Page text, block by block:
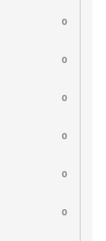
0
0
0
0
0
0